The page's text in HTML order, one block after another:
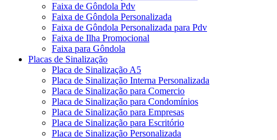
Faixa de Gôndola Pdv
Faixa de Gôndola Personalizada
Faixa de Gôndola Personalizada para Pdv
Faixa de Ilha Promocional
Faixa para Gôndola
Placas de Sinalização
Placa de Sinalização A5
Placa de Sinalização Interna Personalizada
Placa de Sinalização para Comercio
Placa de Sinalização para Condomínios
Placa de Sinalização para Empresas
Placa de Sinalização para Escritório
Placa de Sinalização Personalizada